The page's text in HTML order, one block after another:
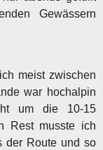
Gewässern
meist zwischen
war hochalpin
um die 10-15
Rest musste ich
der Route und so